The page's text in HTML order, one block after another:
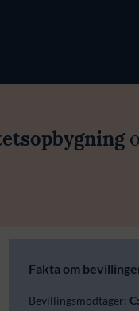
Fakta om
Bevillingsmodtager: